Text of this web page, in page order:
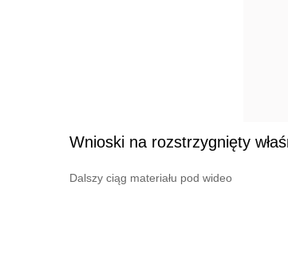
Wnioski na rozstrzygnięty
Dalszy ciąg materiału pod wideo